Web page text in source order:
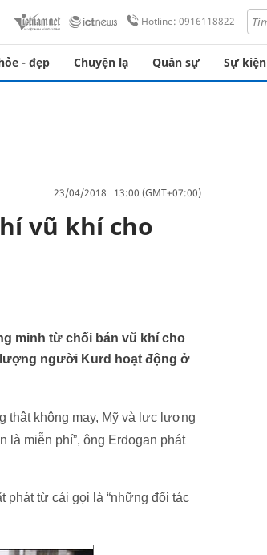
Hotline: 0916118822
- đẹp Chuyện lạ Quân sự Sự kiện
23/04/2018 13:00 (GMT+07:00)
vũ khí cho
minh từ chối bán vũ khí cho
người Kurd hoạt động ở
thật không may, Mỹ và lực lượng
là miễn phí”, ông Erdogan phát
phát từ cái gọi là “những đối tác